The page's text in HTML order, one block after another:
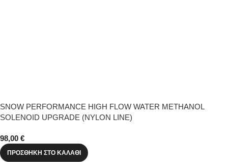
SNOW PERFORMANCE HIGH FLOW WATER METHANOL
SOLENOID UPGRADE (NYLON LINE)
98,00 €
ΠΡΟΣΘΉΚΗ ΣΤΟ ΚΑΛΆΘΙ